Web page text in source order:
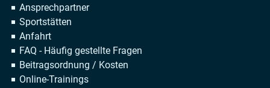
überspringen
Ansprechpartner
Sportstätten
Anfahrt
FAQ - Häufig gestellte Fragen
Beitragsordnung / Kosten
Online-Trainings